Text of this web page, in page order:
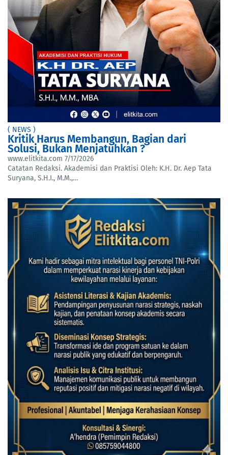
( NEWS )
Kritik Harus Membangun, Bagian dari
Solusi, Bukan Menjatuhkan ?
www.elitkita.com 7/17/2026
Catatan Redaksi. Akademisi dan Praktisi Oleh: K.H. Dr. Aep Tata
Suryana, S.H.I., M.M.,…